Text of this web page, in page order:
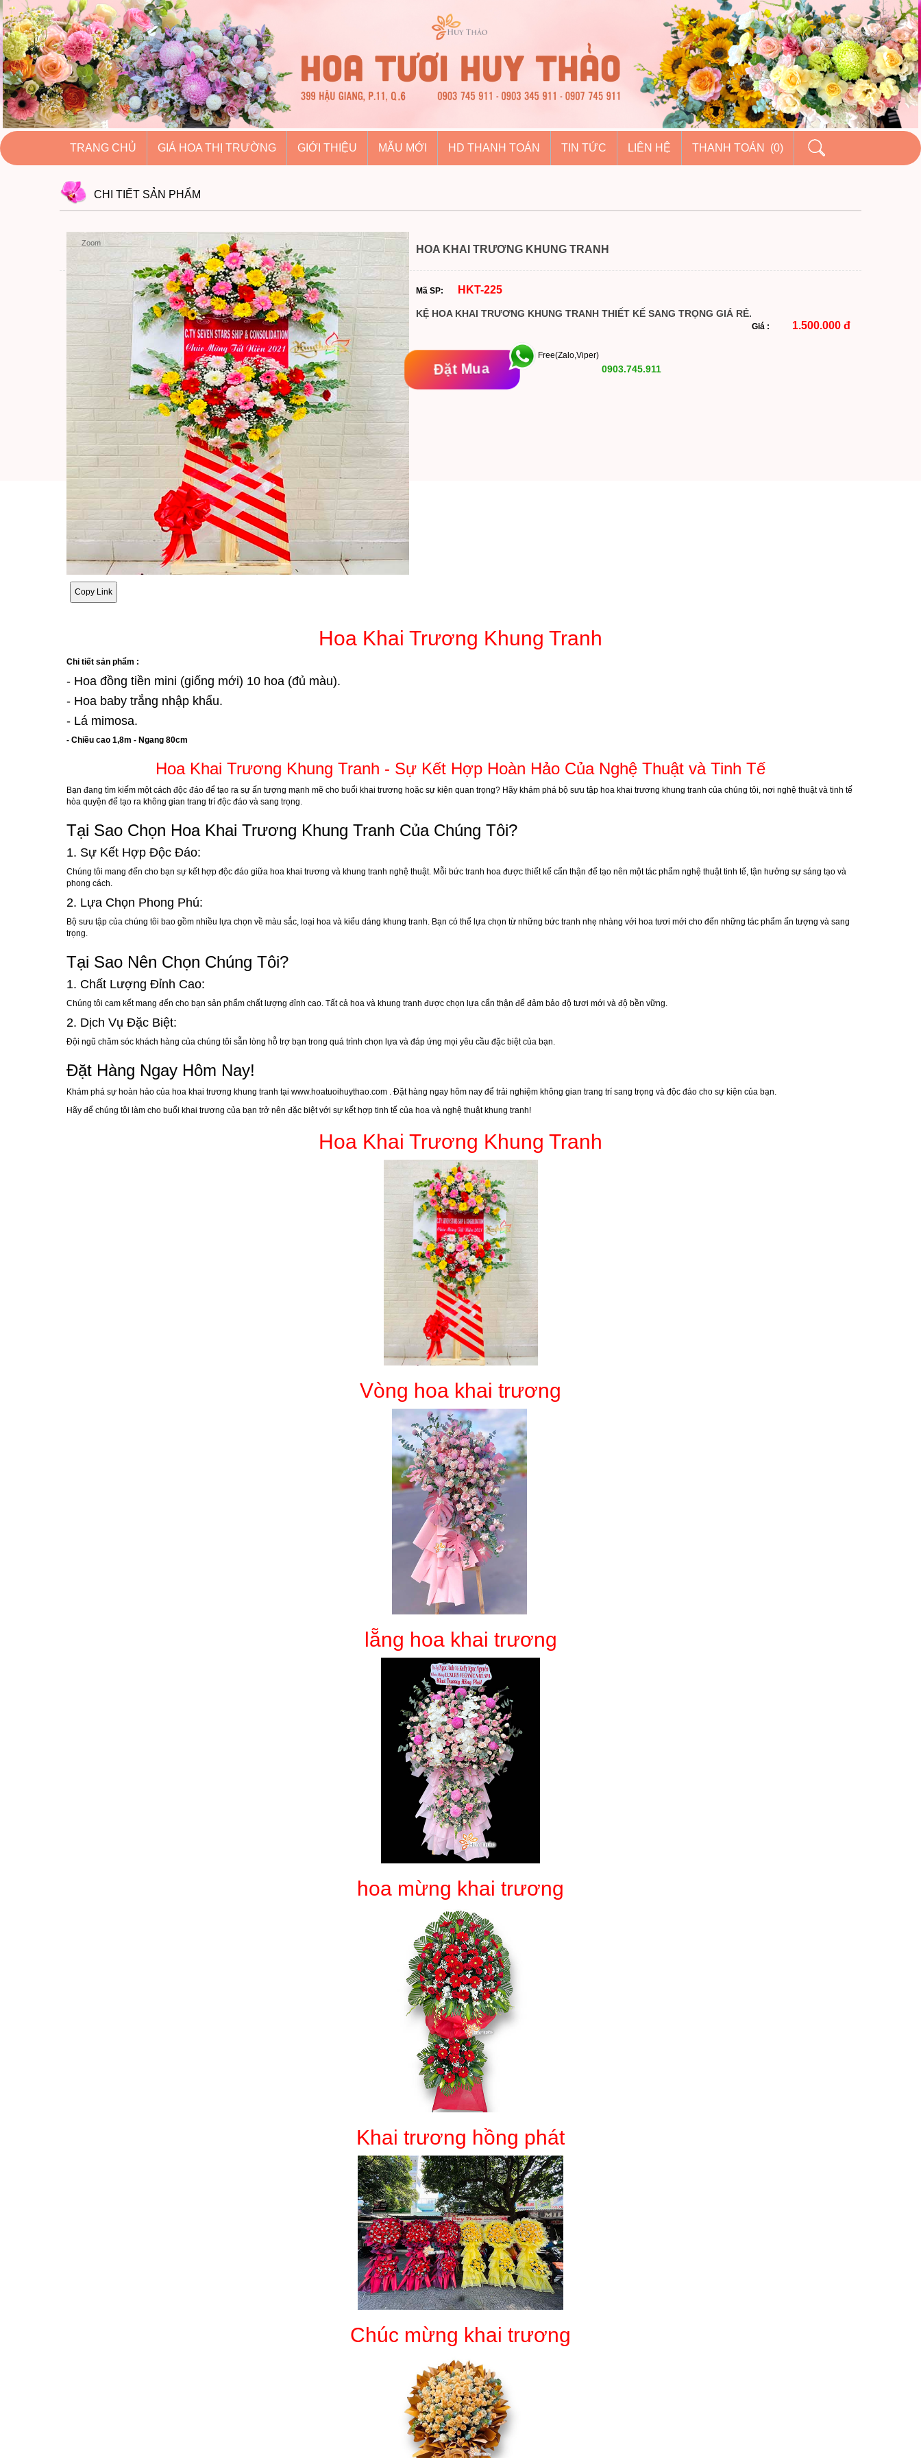
hoatuoihuythao.com
hoatuoihuythao.com
//hoatuoihuythao.com/
TRANG CHỦ GIÁ HOA THỊ TRƯỜNG GIỚI THIỆU MẪU MỚI HD THANH TOÁN TIN TỨC LIÊN HỆ THANH TOÁN (0)
CHI TIẾT SẢN PHẨM
Zoom
Copy Link
HOA KHAI TRƯƠNG KHUNG TRANH
Mã SP: HKT-225
KỆ HOA KHAI TRƯƠNG KHUNG TRANH THIẾT KẾ SANG TRỌNG GIÁ RẺ.
Giá : 1.500.000 đ
Đặt Mua
Free(Zalo,Viper)
0903.745.911
Hoa Khai Trương Khung Tranh
Chi tiết sản phẩm :
- Hoa đồng tiền mini (giống mới) 10 hoa (đủ màu).
- Hoa baby trắng nhập khẩu.
- Lá mimosa.
- Chiều cao 1,8m - Ngang 80cm
Hoa Khai Trương Khung Tranh - Sự Kết Hợp Hoàn Hảo Của Nghệ Thuật và Tinh Tế
Bạn đang tìm kiếm một cách độc đáo để tạo ra sự ấn tượng mạnh mẽ cho buổi khai trương hoặc sự kiện quan trọng? Hãy khám phá bộ sưu tập hoa khai trương khung tranh của chúng tôi, nơi nghệ thuật và tinh tế
hòa quyện để tạo ra không gian trang trí độc đáo và sang trọng.
Tại Sao Chọn Hoa Khai Trương Khung Tranh Của Chúng Tôi?
1. Sự Kết Hợp Độc Đáo:
Chúng tôi mang đến cho bạn sự kết hợp độc đáo giữa hoa khai trương và khung tranh nghệ thuật. Mỗi bức tranh hoa được thiết kế cẩn thận để tạo nên một tác phẩm nghệ thuật tinh tế, tận hưởng sự sáng tạo và
phong cách.
2. Lựa Chọn Phong Phú:
Bộ sưu tập của chúng tôi bao gồm nhiều lựa chọn về màu sắc, loại hoa và kiểu dáng khung tranh. Bạn có thể lựa chọn từ những bức tranh nhẹ nhàng với hoa tươi mới cho đến những tác phẩm ấn tượng và sang
trọng.
Tại Sao Nên Chọn Chúng Tôi?
1. Chất Lượng Đỉnh Cao:
Chúng tôi cam kết mang đến cho bạn sản phẩm chất lượng đỉnh cao. Tất cả hoa và khung tranh được chọn lựa cẩn thận để đảm bảo độ tươi mới và độ bền vững.
2. Dịch Vụ Đặc Biệt:
Đội ngũ chăm sóc khách hàng của chúng tôi sẵn lòng hỗ trợ bạn trong quá trình chọn lựa và đáp ứng mọi yêu cầu đặc biệt của bạn.
Đặt Hàng Ngay Hôm Nay!
Khám phá sự hoàn hảo của hoa khai trương khung tranh tại www.hoatuoihuythao.com . Đặt hàng ngay hôm nay để trải nghiệm không gian trang trí sang trọng và độc đáo cho sự kiện của bạn.
Hãy để chúng tôi làm cho buổi khai trương của bạn trở nên đặc biệt với sự kết hợp tinh tế của hoa và nghệ thuật khung tranh!
Hoa Khai Trương Khung Tranh
Vòng hoa khai trương
lẵng hoa khai trương
hoa mừng khai trương
Khai trương hồng phát
Chúc mừng khai trương